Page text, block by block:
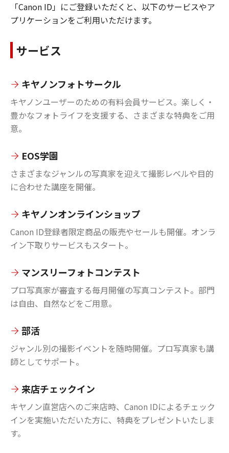
「Canon ID」にご登録いただくと、以下のサービスやア
プリケーションをご利用いただけます。
サービス
キヤノンフォトサークル
キヤノンユーザーのための有料会員サービス。楽しく・
豊かなフォトライフを支援する、さまざまな特典をご用
意。
EOS学園
さまざまなジャンルの写真家を迎えて撮影レベルや目的
に合わせた講座を開催。
キヤノンオンラインショップ
Canon ID登録者限定商品の販売やセールも開催。オンラ
イン下取りサービスもスタート。
マンスリーフォトコンテスト
プロ写真家が審査する毎月開催の写真コンテスト。部門
は自由、自然などをご用意。
部活
ジャンル別の撮影イベントを随時開催。プロ写真家も講
師としてサポート。
来店チェックイン
キヤノン直営店へのご来店時、Canon IDによるチェック
インを実施いただいた方に、特典をプレゼントいたしま
す。